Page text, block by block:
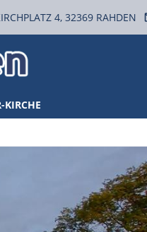
4, 32369 RAHDEN
KIRCHE